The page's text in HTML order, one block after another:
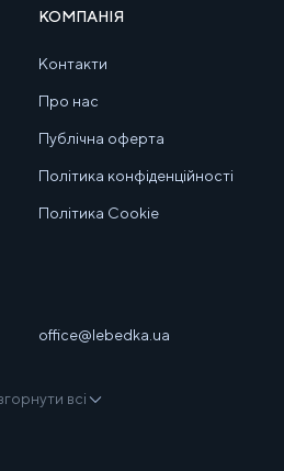
КОМПАНІЯ
Контакти
Про нас
Публічна оферта
Політика конфіденційності
Політика Cookie
office@lebedka.ua
всі